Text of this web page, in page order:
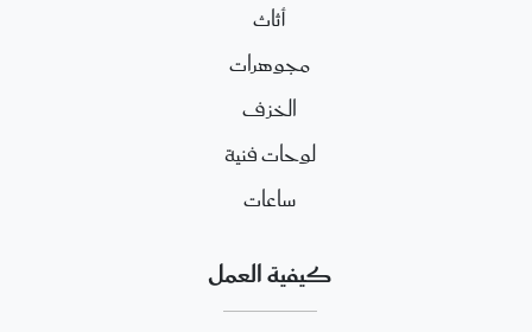
أثاث
مجوهرات
الخزف
لوحات فنية
ساعات
كيفية العمل